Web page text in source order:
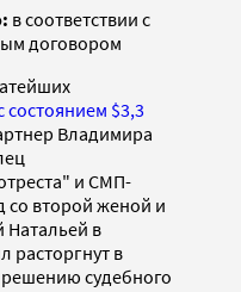
в соответствии с
договором
состоянием $3,3
Владимира
и СМП-
со второй женой и
Натальей в
расторгнут в
судебного